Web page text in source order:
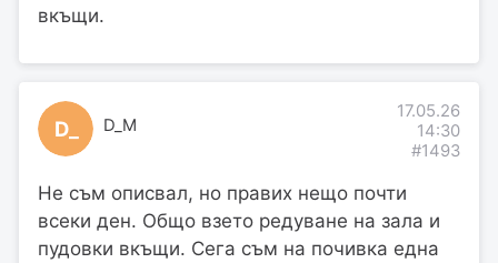
вкъщи.
D_ D_M
17.05.26
14:30
#1493
Не съм описвал, но правих нещо почти
всеки ден. Общо взето редуване на зала и
пудовки вкъщи. Сега съм на почивка една